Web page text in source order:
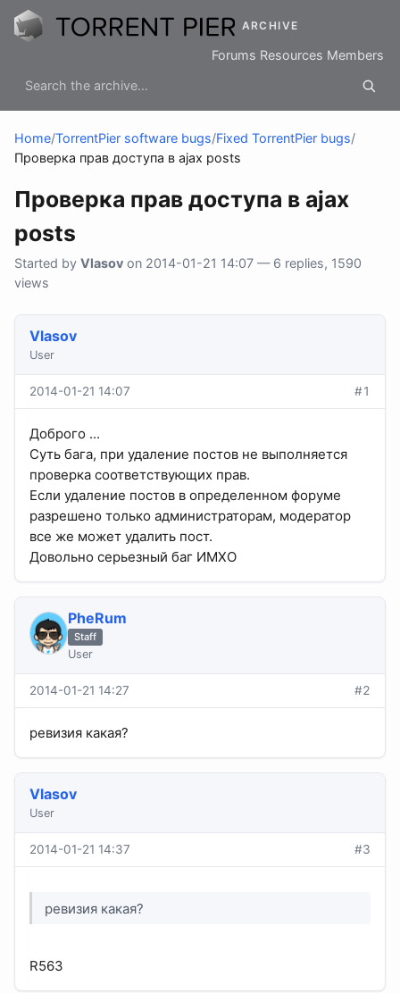
ARCHIVE
Forums Resources Members
Home/TorrentPier software bugs/Fixed TorrentPier bugs/
Проверка прав доступа в ajax posts
Проверка прав доступа в ajax
posts
Started by Vlasov on 2014-01-21 14:07 — 6 replies, 1590
views
Vlasov
User
2014-01-21 14:07 #1
Доброго ...
Суть бага, при удаление постов не выполняется
проверка соответствующих прав.
Если удаление постов в определенном форуме
разрешено только администраторам, модератор
все же может удалить пост.
Довольно серьезный баг ИМХО
PheRum
Staff
User
2014-01-21 14:27 #2
ревизия какая?
Vlasov
User
2014-01-21 14:37 #3
ревизия какая?
R563